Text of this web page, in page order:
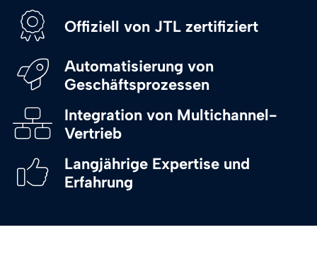
Offiziell von JTL zertifiziert
Automatisierung von
Geschäftsprozessen
Integration von Multichannel-
Vertrieb
Langjährige Expertise und
Erfahrung